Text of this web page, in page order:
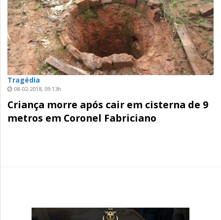
Tragédia
08-02-2018, 09:13h
Criança morre após cair em cisterna de 9
metros em Coronel Fabriciano